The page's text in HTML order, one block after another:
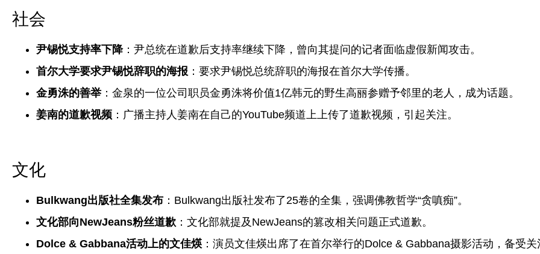
社会
尹锡悦支持率下降：尹总统在道歉后支持率继续下降，曾向其提问的记者面临虚假新闻攻击。
首尔大学要求尹锡悦辞职的海报 ：要求尹锡悦总统辞职的海报在首尔大学传播。
金勇洙的善举：金泉的一位公司职员金勇洙将价值1亿韩元的野生高丽参赠予邻里的老人，成为话题。
姜南的道歉视频 ：广播主持人姜南在自己的YouTube频道上上传了道歉视频，引起关注。
文化
Bulkwang出版社全集发布 ：Bulkwang出版社发布了25卷的全集，强调佛教哲学“贪嗔痴”。
文化部向NewJeans粉丝道歉 ：文化部就提及NewJeans的篡改相关问题正式道歉。
Dolce & Gabbana活动上的文佳煐 ：演员文佳煐出席了在首尔举行的Dolce & Gabbana摄影活动，备受关